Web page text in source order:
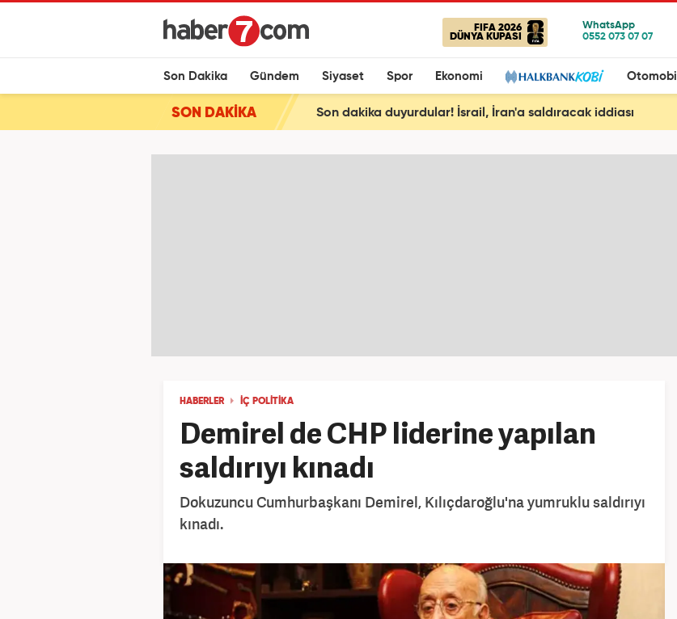
FIFA 2026
DÜNYA KUPASI
Son Dakika Gündem Siyaset Spor Ekonomi Otomobil
SON DAKİKA Son dakika duyurdular! İsrail, İran'a saldıracak iddiası
HABERLER İÇ POLITIKA
Demirel de CHP liderine yapılan
saldırıyı kınadı
Dokuzuncu Cumhurbaşkanı Demirel, Kılıçdaroğlu'na yumruklu saldırıyı
kınadı.